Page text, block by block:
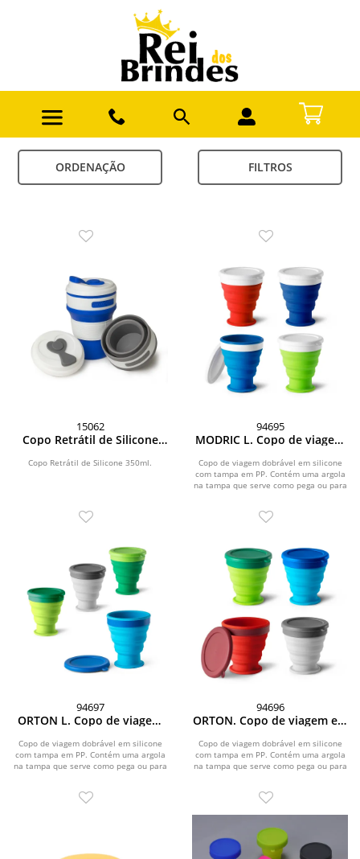
ORDENAÇÃO FILTROS
15062
Copo Retrátil de Silicone
Copo Retrátil de Silicone 350ml.
94695
MODRIC L. Copo de viagem
Copo de viagem dobrável em silicone
com tampa em PP. Contém uma argola
na tampa que serve como pega ou para
94697
ORTON L. Copo de viagem
PP (400 mL)
Copo de viagem dobrável em silicone
com tampa em PP. Contém uma argola
na tampa que serve como pega ou para
94696
ORTON. Copo de viagem em
(240 mL)
Copo de viagem dobrável em silicone
com tampa em PP. Contém uma argola
na tampa que serve como pega ou para